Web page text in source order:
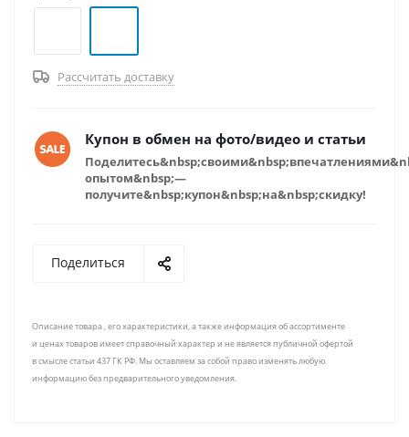
Рассчитать доставку
Купон в обмен на фото/видео и статьи
опытом&nbsp;—
получите&nbsp;купон&nbsp;на&nbsp;скидку!
Поделиться
Описание товара , его характеристики, а также информация об ассортименте
и ценах товаров имеет справочный характер и не является публичной офертой
в смысле статьи 437 ГК РФ. Мы оставляем за собой право изменять любую
информацию без предварительного уведомления.